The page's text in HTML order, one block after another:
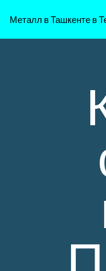
Металл в Ташкенте в